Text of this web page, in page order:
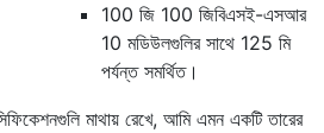
100 জি 100 জিবিএসই-এসআর
10 মডিউলগুলির সাথে 125 মি
পর্যন্ত সমর্থিত।
মাথায় রেখে, আমি এমন একটি তারের